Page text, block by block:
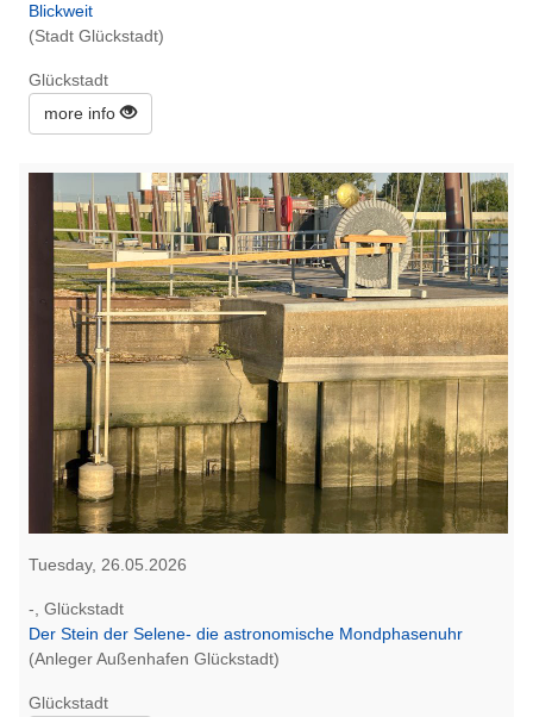
Blickweit
(Stadt Glückstadt)
Glückstadt
more info
Tuesday, 26.05.2026
-, Glückstadt
Der Stein der Selene- die astronomische Mondphasenuhr
(Anleger Außenhafen Glückstadt)
Glückstadt